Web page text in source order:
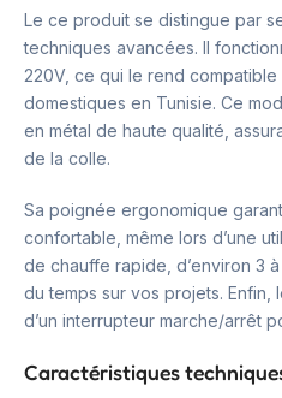
Le ce produit se distingue par
techniques avancées. Il
220V, ce qui le rend
domestiques en Tunisie. Ce
en métal de haute qualité,
de la colle.
Sa poignée ergonomique
confortable, même lors d’une
de chauffe rapide, d’environ 3
du temps sur vos projets. Enfin,
d’un interrupteur marche/arrêt
Caractéristiques